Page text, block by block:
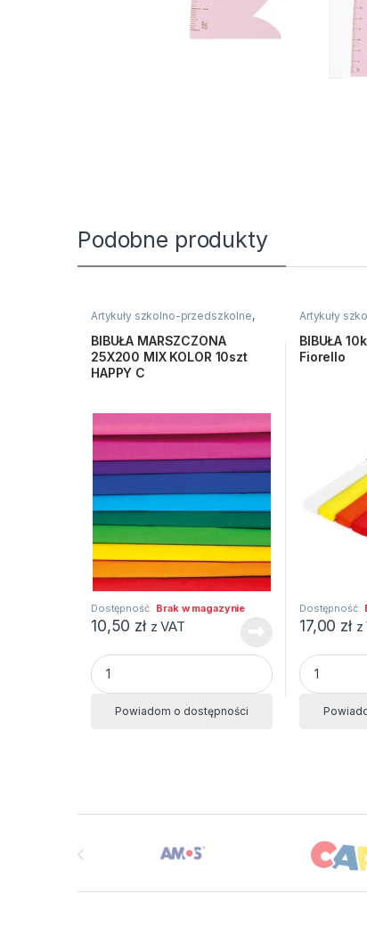
Podobne produkty
Artykuły szkolno-przedszkolne,
Bibuły i krepiny
Kreatywne i
plastyczne
BIBUŁA MARSZCZONA
25X200 MIX KOLOR 10szt
HAPPY C
Dostępność: Brak w magazynie
10,50 zł z VAT
BIBUŁA MARSZCZONA 25X200 MIX
Powiadom o dostępności
Artykuły
Bibuły i
plastyczne
BIBUŁA
Fiorello
Dostępność:
17,00 zł z
BIBUŁA